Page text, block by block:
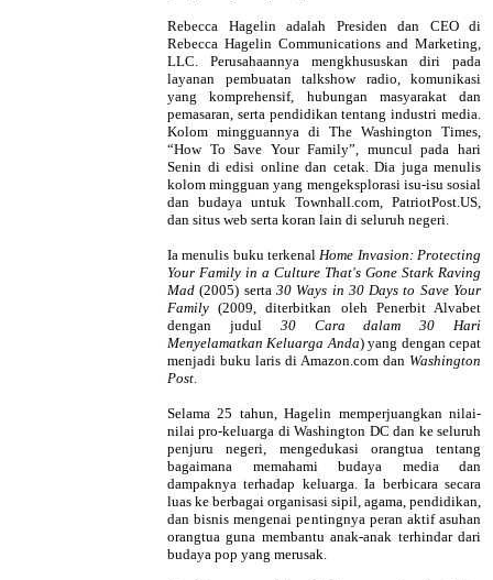
Rebecca Hagelin adalah Presiden dan CEO di
Rebecca Hagelin Communications and Marketing,
LLC. Perusahaannya mengkhususkan diri pada
layanan pembuatan talkshow radio, komunikasi
yang komprehensif, hubungan masyarakat dan
pemasaran, serta pendidikan tentang industri media.
Kolom mingguannya di The Washington Times,
“How To Save Your Family”, muncul pada hari
Senin di edisi online dan cetak. Dia juga menulis
kolom mingguan yang mengeksplorasi isu-isu sosial
dan budaya untuk Townhall.com, PatriotPost.US,
dan situs web serta koran lain di seluruh negeri.
Ia menulis buku terkenalHome Invasion: Protecting
Your Family in a Culture That's Gone Stark Raving
Mad (2005) serta 30 Ways in 30 Days to Save Your
Family (2009, diterbitkan oleh Penerbit Alvabet
dengan judul 30 Cara dalam 30 Hari
Menyelamatkan Keluarga Anda) yang dengan cepat
menjadi buku laris di Amazon.com dan Washington
Post.
Selama 25 tahun, Hagelin memperjuangkan nilai-
nilai pro-keluarga di Washington DC dan ke seluruh
penjuru negeri, mengedukasi orangtua tentang
bagaimana memahami budaya media dan
dampaknya terhadap keluarga. Ia berbicara secara
luas ke berbagai organisasi sipil, agama, pendidikan,
dan bisnis mengenai pentingnya peran aktif asuhan
orangtua guna membantu anak-anak terhindar dari
budaya pop yang merusak.